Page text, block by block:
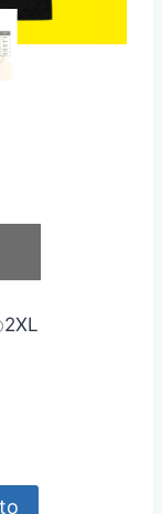
2XL